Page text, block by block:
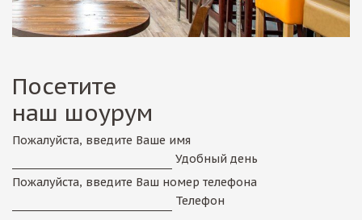
Посетите
наш шоурум
Пожалуйста, введите Ваше имя
Удобный день
Пожалуйста, введите Ваш номер телефона
Телефон